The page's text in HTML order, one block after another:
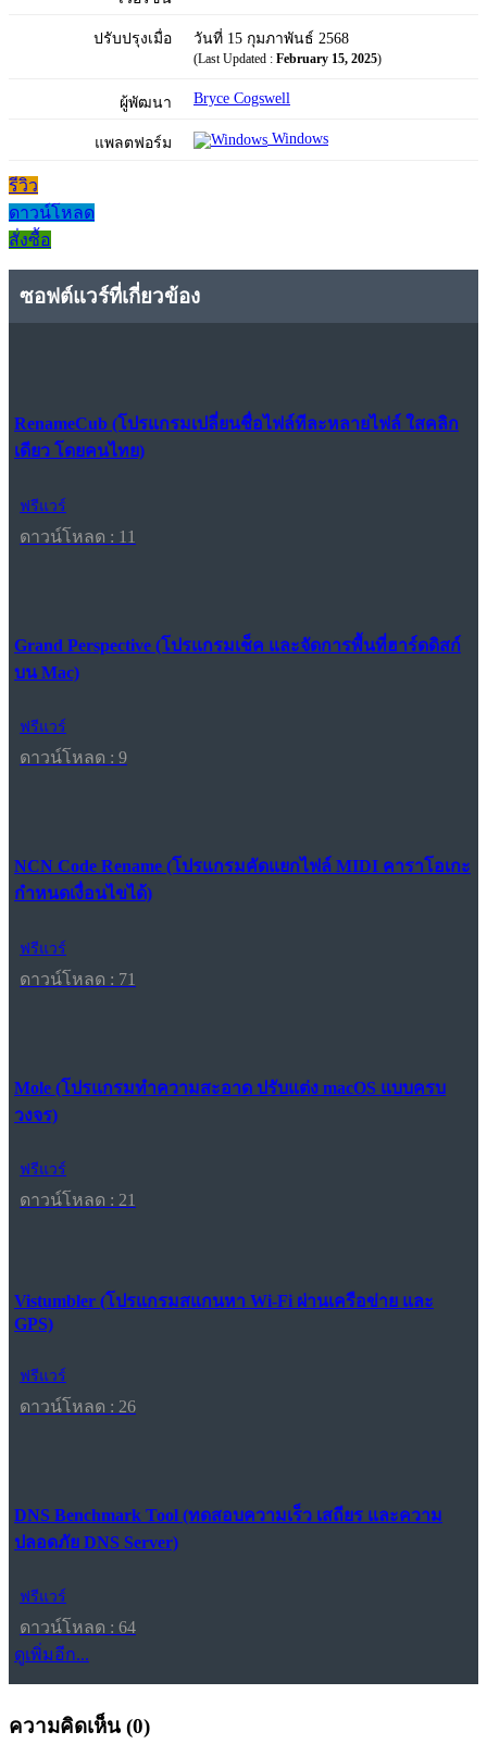
ปรับปรุงเมื่อ วันที่ 15 กุมภาพันธ์ 2568
(Last Updated : February 15, 2025)
ผู้พัฒนา Bryce Cogswell
แพลตฟอร์ม Windows
รีวิว
ดาวน์โหลด
สั่งซื้อ
ซอฟต์แวร์ที่เกี่ยวข้อง
RenameCub (โปรแกรมเปลี่ยนชื่อไฟล์ทีละหลายไฟล์ ใสคลิก
เดียว โดยคนไทย)
ฟรีแวร์
ดาวน์โหลด : 11
Grand Perspective (โปรแกรมเช็ค และจัดการพื้นที่ฮาร์ดดิสก์
บน Mac)
ฟรีแวร์
ดาวน์โหลด : 9
NCN Code Rename (โปรแกรมคัดแยกไฟล์ MIDI คาราโอเกะ
กำหนดเงื่อนไขได้)
ฟรีแวร์
ดาวน์โหลด : 71
Mole (โปรแกรมทำความสะอาด ปรับแต่ง macOS แบบครบ
วงจร)
ฟรีแวร์
ดาวน์โหลด : 21
Vistumbler (โปรแกรมสแกนหา Wi-Fi ผ่านเครือข่าย และ
GPS)
ฟรีแวร์
ดาวน์โหลด : 26
DNS Benchmark Tool (ทดสอบความเร็ว เสถียร และความ
ปลอดภัย DNS Server)
ฟรีแวร์
ดาวน์โหลด : 64
ดูเพิ่มอีก...
ความคิดเห็น (0)